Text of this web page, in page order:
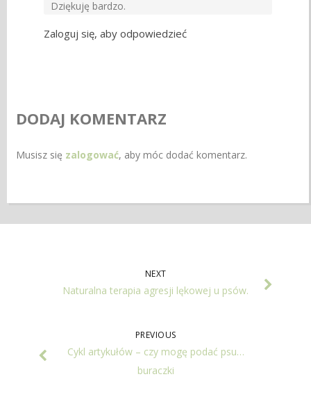
Dziękuję bardzo.
Zaloguj się, aby odpowiedzieć
DODAJ KOMENTARZ
Musisz się zalogować, aby móc dodać komentarz.
NEXT
Naturalna terapia agresji lękowej u psów.
PREVIOUS
Cykl artykułów – czy mogę podać psu…
buraczki